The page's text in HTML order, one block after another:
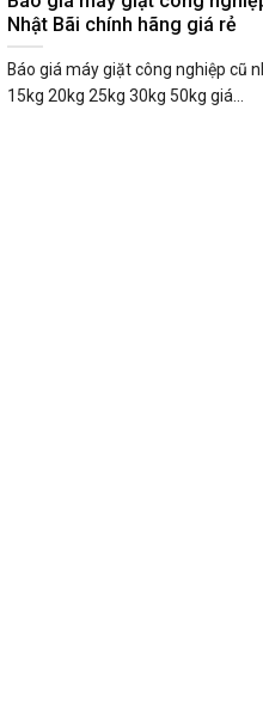
Nhật Bãi chính hãng giá rẻ
Báo giá máy giặt công nghiệp cũ
15kg 20kg 25kg 30kg 50kg giá...